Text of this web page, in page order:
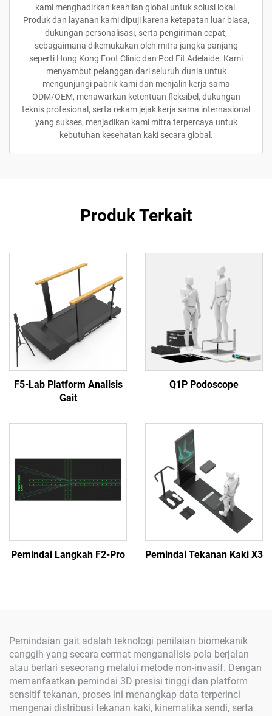
kami menghadirkan keahlian global untuk solusi lokal.
Produk dan layanan kami dipuji karena ketepatan luar biasa,
dukungan personalisasi, serta pengiriman cepat,
sebagaimana dikemukakan oleh mitra jangka panjang
seperti Hong Kong Foot Clinic dan Pod Fit Adelaide. Kami
menyambut pelanggan dari seluruh dunia untuk
mengunjungi pabrik kami dan menjalin kerja sama
ODM/OEM, menawarkan ketentuan fleksibel, dukungan
teknis profesional, serta rekam jejak kerja sama internasional
yang sukses, menjadikan kami mitra terpercaya untuk
kebutuhan kesehatan kaki secara global.
Produk Terkait
F5-Lab Platform Analisis
Gait
Q1P Podoscope
Pemindai Langkah F2-Pro Pemindai Tekanan Kaki X3
Pemindaian gait adalah teknologi penilaian biomekanik
canggih yang secara cermat menganalisis pola berjalan
atau berlari seseorang melalui metode non-invasif. Dengan
memanfaatkan pemindai 3D presisi tinggi dan platform
sensitif tekanan, proses ini menangkap data terperinci
mengenai distribusi tekanan kaki, kinematika sendi, serta